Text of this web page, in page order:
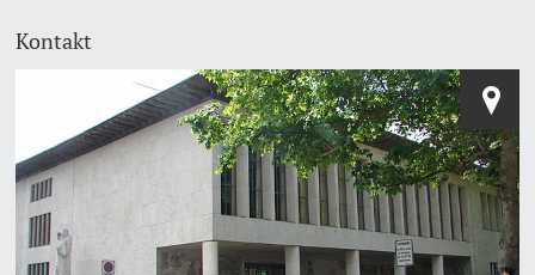
Kontakt